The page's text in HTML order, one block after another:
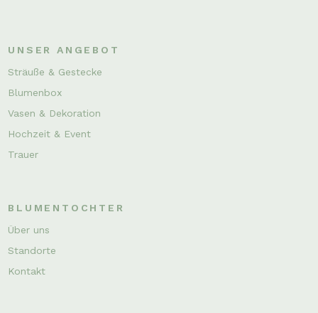
UNSER ANGEBOT
Sträuße & Gestecke
Blumenbox
Vasen & Dekoration
Hochzeit & Event
Trauer
BLUMENTOCHTER
Über uns
Standorte
Kontakt